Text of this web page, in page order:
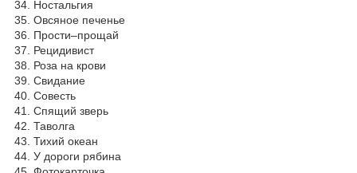
34. Ностальгия
35. Овсяное печенье
36. Прости–прощай
37. Рецидивист
38. Роза на крови
39. Свидание
40. Совесть
41. Спящий зверь
42. Таволга
43. Тихий океан
44. У дороги рябина